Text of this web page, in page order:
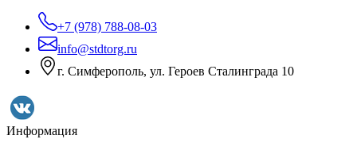
+7 (978) 788-08-03
info@stdtorg.ru
г. Симферополь, ул. Героев Сталинграда 10
Информация